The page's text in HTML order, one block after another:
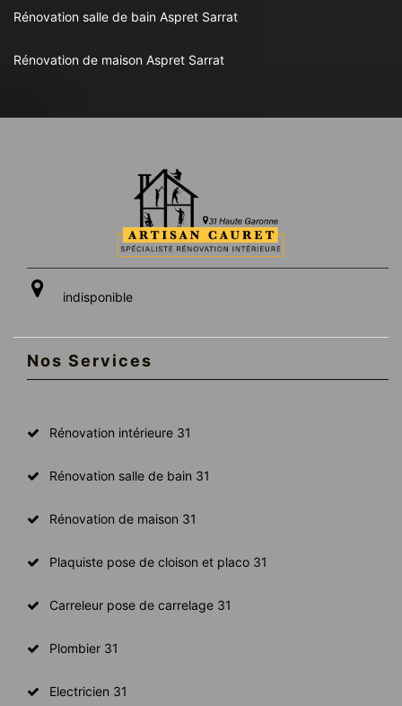
Rénovation salle de bain Aspret Sarrat
Rénovation de maison Aspret Sarrat
indisponible
Nos Services
Rénovation intérieure 31
Rénovation salle de bain 31
Rénovation de maison 31
Plaquiste pose de cloison et placo 31
Carreleur pose de carrelage 31
Plombier 31
Electricien 31